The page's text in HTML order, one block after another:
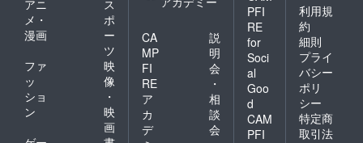
アニ
メ・
漫画
ス
ポ
ー
ツ
ファ
ッ
ショ
ン
映
像
・
映
画
CA
MP
FI
RE
ア
カ
デ
説
明
会
・
相
談
会
PFI
RE
for
Soci
al
Goo
d
CAM
PFI
利用規
約
細則
プライ
バシー
ポリ
シー
特定商
取引法